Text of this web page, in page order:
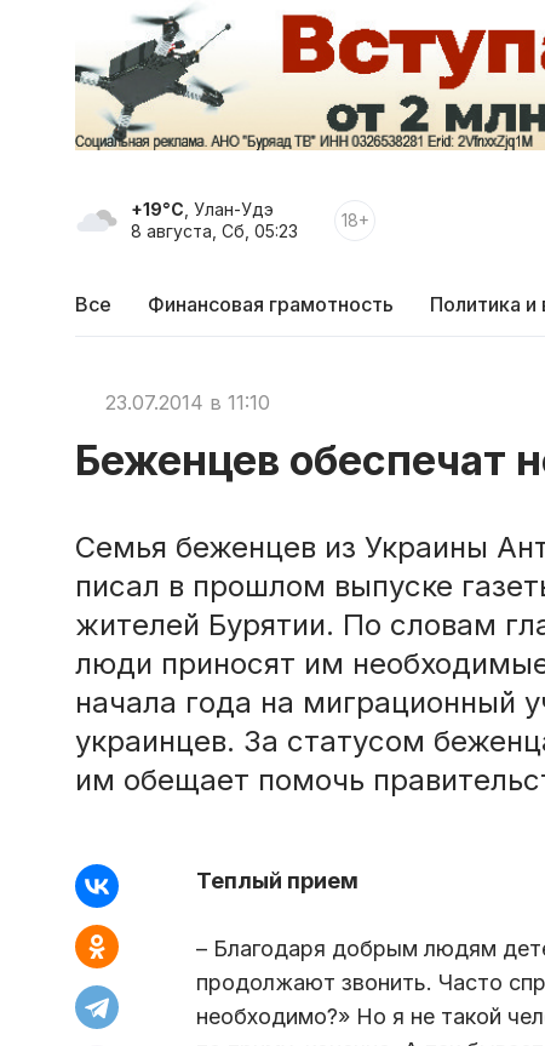
+19°C , Улан-Удэ
8 августа, Сб, 05:23
18+
Все Финансовая грамотность Политика и
23.07.2014 в 11:10
Беженцев обеспечат
Семья беженцев из Украины
писал в прошлом выпуске
жителей Бурятии. По словам
люди приносят им
начала года на миграционный
украинцев. За статусом
им обещает помочь
Теплый прием
– Благодаря добрым людям
продолжают звонить. Часто
необходимо?» Но я не такой